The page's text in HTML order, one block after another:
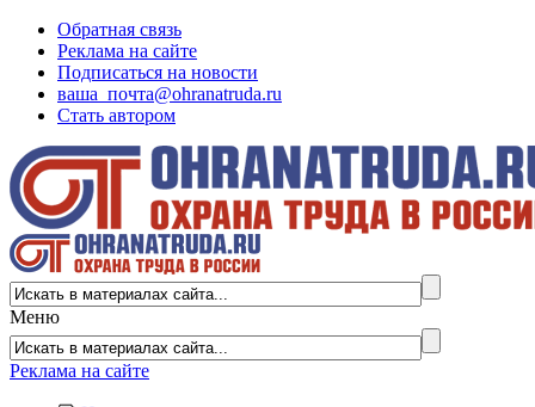
Обратная связь
Реклама на сайте
Подписаться на новости
ваша_почта@ohranatruda.ru
Стать автором
Меню
Реклама на сайте